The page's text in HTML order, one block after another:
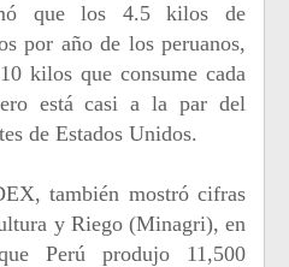
que los 4.5 kilos de
por año de los peruanos,
kilos que consume cada
está casi a la par del
de Estados Unidos.
también mostró cifras
y Riego (Minagri), en
Perú produjo 11,500